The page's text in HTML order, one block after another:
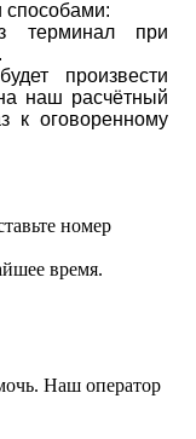
способами:
терминал при
произвести
наш расчётный
к оговоренному
номер
время.
Наш оператор